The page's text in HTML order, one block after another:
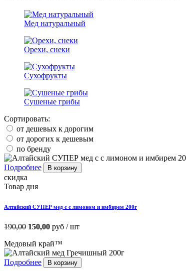
Мед натуральный
Орехи, снеки
Сухофрукты
Сушеные грибы
Сортировать:
от дешевых к дорогим
от дорогих к дешевым
по бренду
Подробнее В корзину
скидка
Товар дня
Алтайский СУПЕР мед с с лимоном и имбирем 200г
190,00 150,00 руб / шт
Медовый край™
Подробнее В корзину